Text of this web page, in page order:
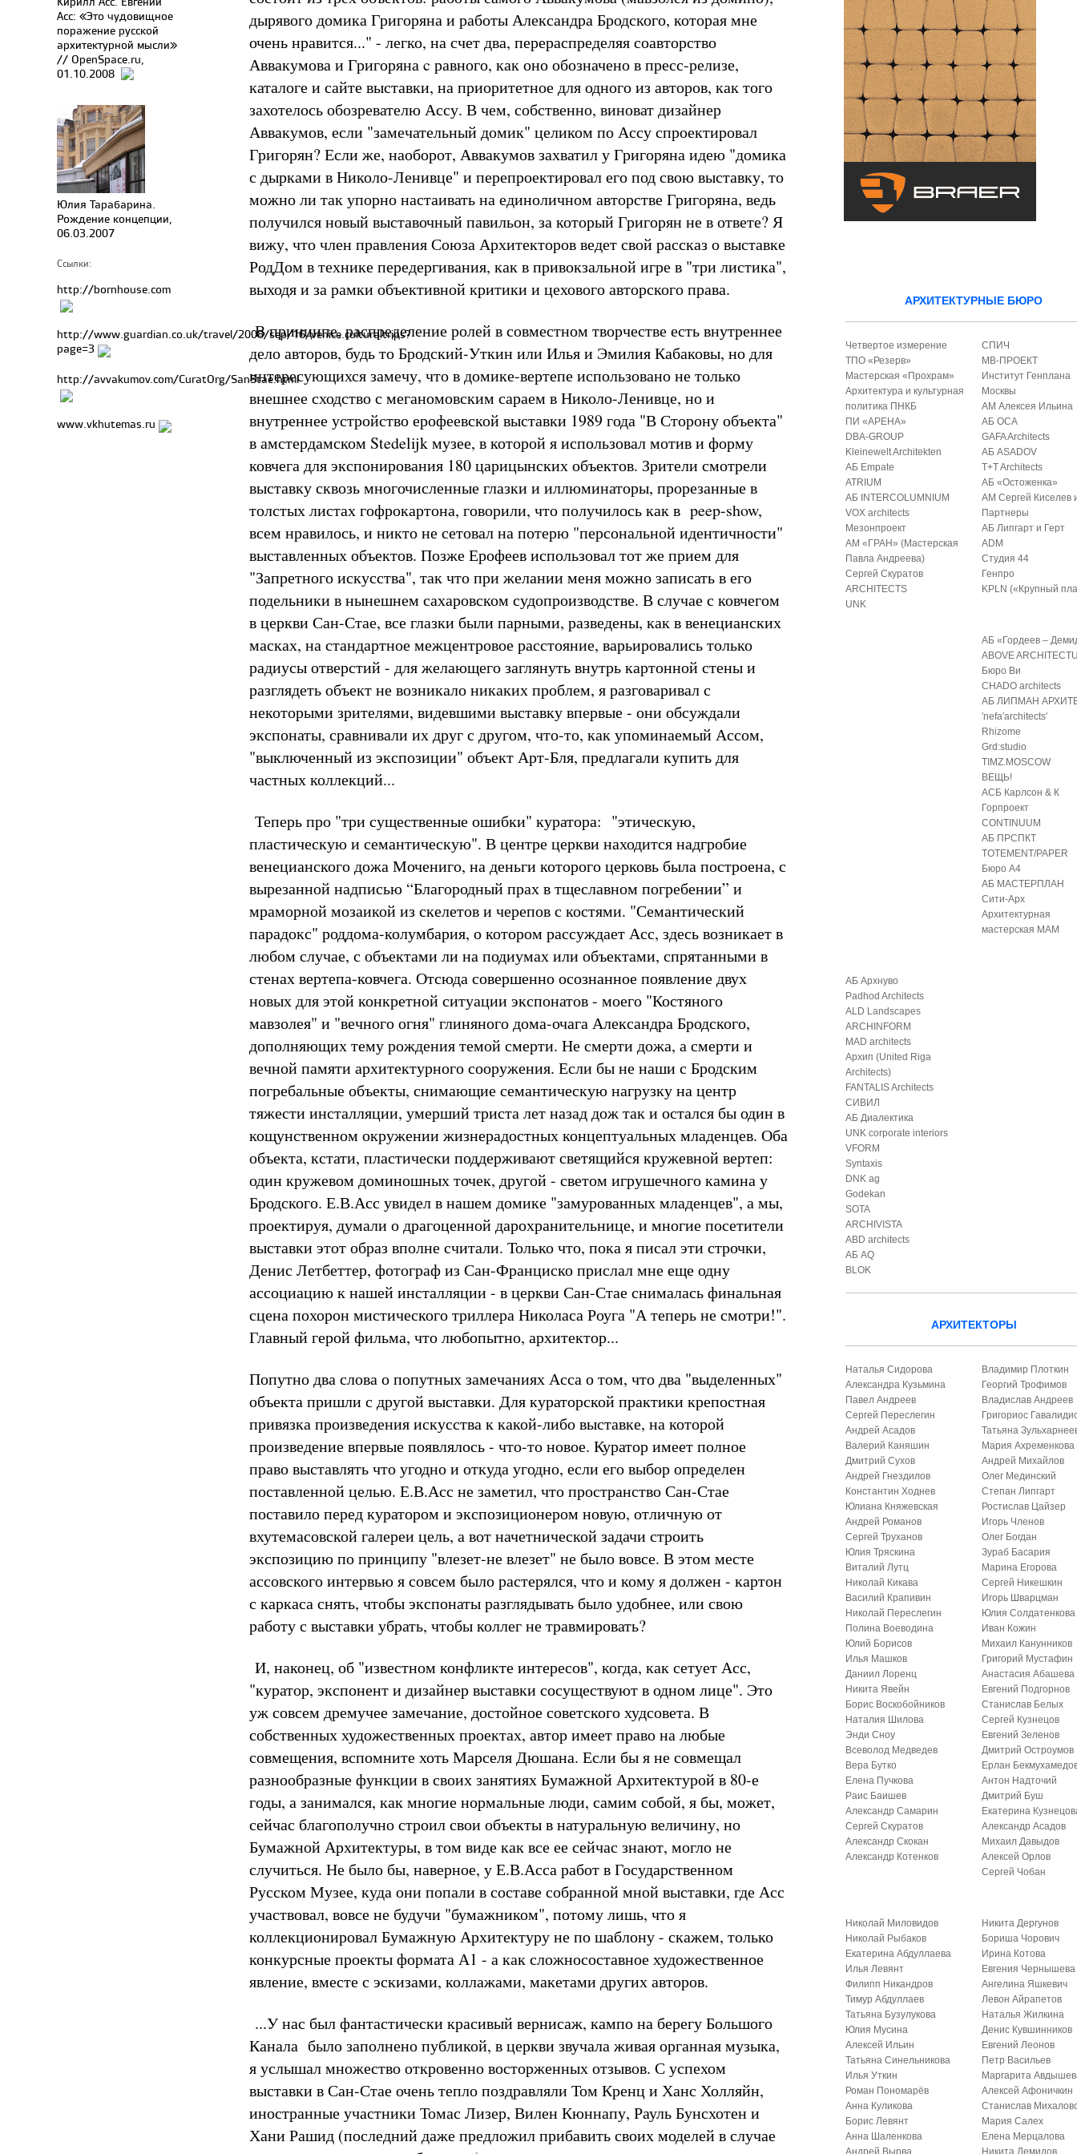
Асс: «Это чудовищное
поражение русской
архитектурной мысли»
// OpenSpace.ru,
01.10.2008
Юлия Тарабарина.
Рождение концепции,
06.03.2007
Ссылки:
http://bornhouse.com
http://www.guardian.co.uk/travel/2008/sep/16/venice.culturaltrips?
page=3
http://avvakumov.com/CuratOrg/SanStae.html
www.vkhutemas.ru
дырявого домика Григоряна и работы Александра Бродского, которая мне
очень нравится..." - легко, на счет два, перераспределяя соавторство
Аввакумова и Григоряна c равного, как оно обозначено в пресс-релизе,
каталоге и сайте выставки, на приоритетное для одного из авторов, как того
захотелось обозревателю Ассу. В чем, собственно, виноват дизайнер
Аввакумов, если "замечательный домик" целиком по Ассу спроектировал
Григорян? Если же, наоборот, Аввакумов захватил у Григоряна идею "домика
с дырками в Николо-Ленивце" и перепроектировал его под свою выставку, то
можно ли так упорно настаивать на единоличном авторстве Григоряна, ведь
получился новый выставочный павильон, за который Григорян не в ответе? Я
вижу, что член правления Союза Архитекторов ведет свой рассказ о выставке
РодДом в технике передергивания, как в привокзальной игре в "три листика",
выходя и за рамки объективной критики и цехового авторского права.
В принципе, распределение ролей в совместном творчестве есть внутреннее
дело авторов, будь то Бродский-Уткин или Илья и Эмилия Кабаковы, но для
интересующихся замечу, что в домике-вертепе использовано не только
внешнее сходство с меганомовским сараем в Николо-Ленивце, но и
внутреннее устройство ерофеевской выставки 1989 года "В Сторону объекта"
в амстердамском Stedelijk музее, в которой я использовал мотив и форму
ковчега для экспонирования 180 царицынских объектов. Зрители смотрели
выставку сквозь многочисленные глазки и иллюминаторы, прорезанные в
толстых листах гофрокартона, говорили, что получилось как в peep-show,
всем нравилось, и никто не сетовал на потерю "персональной идентичности"
выставленных объектов. Позже Ерофеев использовал тот же прием для
"Запретного искусства", так что при желании меня можно записать в его
подельники в нынешнем сахаровском судопроизводстве. В случае с ковчегом
в церкви Сан-Стае, все глазки были парными, разведены, как в венецианских
масках, на стандартное межцентровое расстояние, варьировались только
радиусы отверстий - для желающего заглянуть внутрь картонной стены и
разглядеть объект не возникало никаких проблем, я разговаривал с
некоторыми зрителями, видевшими выставку впервые - они обсуждали
экспонаты, сравнивали их друг с другом, что-то, как упоминаемый Ассом,
"выключенный из экспозиции" объект Арт-Бля, предлагали купить для
частных коллекций...
Теперь про "три существенные ошибки" куратора: "этическую,
пластическую и семантическую". В центре церкви находится надгробие
венецианского дожа Мочениго, на деньги которого церковь была построена, с
вырезанной надписью “Благородный прах в тщеславном погребении” и
мраморной мозаикой из скелетов и черепов с костями. "Семантический
парадокс" роддома-колумбария, о котором рассуждает Асс, здесь возникает в
любом случае, с объектами ли на подиумах или объектами, спрятанными в
стенах вертепа-ковчега. Отсюда совершенно осознанное появление двух
новых для этой конкретной ситуации экспонатов - моего "Костяного
мавзолея" и "вечного огня" глиняного дома-очага Александра Бродского,
дополняющих тему рождения темой смерти. Не смерти дожа, а смерти и
вечной памяти архитектурного сооружения. Если бы не наши с Бродским
погребальные объекты, снимающие семантическую нагрузку на центр
тяжести инсталляции, умерший триста лет назад дож так и остался бы один в
кощунственном окружении жизнерадостных концептуальных младенцев. Оба
объекта, кстати, пластически поддерживают светящийся кружевной вертеп:
один кружевом доминошных точек, другой - светом игрушечного камина у
Бродского. Е.В.Асс увидел в нашем домике "замурованных младенцев", а мы,
проектируя, думали о драгоценной дарохранительнице, и многие посетители
выставки этот образ вполне считали. Только что, пока я писал эти строчки,
Денис Летбеттер, фотограф из Сан-Франциско прислал мне еще одну
ассоциацию к нашей инсталляции - в церкви Сан-Стае снималась финальная
сцена похорон мистического триллера Николаса Роуга "А теперь не смотри!".
Главный герой фильма, что любопытно, архитектор...
Попутно два слова о попутных замечаниях Асса о том, что два "выделенных"
объекта пришли с другой выставки. Для кураторской практики крепостная
привязка произведения искусства к какой-либо выставке, на которой
произведение впервые появлялось - что-то новое. Куратор имеет полное
право выставлять что угодно и откуда угодно, если его выбор определен
поставленной целью. Е.В.Асс не заметил, что пространство Сан-Стае
поставило перед куратором и экспозиционером новую, отличную от
вхутемасовской галереи цель, а вот начетнической задачи строить
экспозицию по принципу "влезет-не влезет" не было вовсе. В этом месте
ассовского интервью я совсем было растерялся, что и кому я должен - картон
с каркаса снять, чтобы экспонаты разглядывать было удобнее, или свою
работу с выставки убрать, чтобы коллег не травмировать?
И, наконец, об "известном конфликте интересов", когда, как сетует Асс,
"куратор, экспонент и дизайнер выставки сосуществуют в одном лице". Это
уж совсем дремучее замечание, достойное советского худсовета. В
собственных художественных проектах, автор имеет право на любые
совмещения, вспомните хоть Марселя Дюшана. Если бы я не совмещал
разнообразные функции в своих занятиях Бумажной Архитектурой в 80-е
годы, а занимался, как многие нормальные люди, самим собой, я бы, может,
сейчас благополучно строил свои объекты в натуральную величину, но
Бумажной Архитектуры, в том виде как все ее сейчас знают, могло не
случиться. Не было бы, наверное, у Е.В.Асса работ в Государственном
Русском Музее, куда они попали в составе собранной мной выставки, где Асс
участвовал, вовсе не будучи "бумажником", потому лишь, что я
коллекционировал Бумажную Архитектуру не по шаблону - скажем, только
конкурсные проекты формата А1 - а как сложносоставное художественное
явление, вместе с эскизами, коллажами, макетами других авторов.
...У нас был фантастически красивый вернисаж, кампо на берегу Большого
Канала было заполнено публикой, в церкви звучала живая органная музыка,
я услышал множество откровенно восторженных отзывов. С успехом
выставки в Сан-Стае очень тепло поздравляли Том Кренц и Ханс Холляйн,
иностранные участники Томас Лизер, Вилен Кюннапу, Рауль Бунсхотен и
Хани Рашид (последний даже предложил прибавить своих моделей в случае
АРХИТЕКТУРНЫЕ БЮРО
Четвертое измерение
ТПО «Резерв»
Мастерская «Прохрам»
Архитектура и культурная
политика ПНКБ
ПИ «АРЕНА»
DBA-GROUP
Kleinewelt Architekten
АБ Empate
ATRIUM
АБ INTERCOLUMNIUM
VOX architects
Мезонпроект
АМ «ГРАН» (Мастерская
Павла Андреева)
Сергей Скуратов
ARCHITECTS
UNK
СПИЧ
МВ-ПРОЕКТ
Институт Генплана
Москвы
АМ Алексея Ильина
АБ ОСА
GAFA Architects
АБ ASADOV
T+T Architects
АБ «Остоженка»
АМ Сергей Киселев
Партнеры
АБ Липгарт и Герт
ADM
Студия 44
Генпро
KPLN («Крупный
АБ «Гордеев –
ABOVE
Бюро Ви
CHADO architects
АБ ЛИПМАН
′nefa′architects′
Rhizome
Grd:studio
TIMZ.MOSCOW
ВЕЩЬ!
АСБ Карлсон & К
Горпроект
CONTINUUM
АБ ПРСПКТ
TOTEMENT/PAPER
Бюро А4
АБ МАСТЕРПЛАН
Сити-Арх
Архитектурная
мастерская МАМ
АБ Архнуво
Padhod Architects
ALD Landscapes
ARCHINFORM
MAD architects
Архип (United Riga
Architects)
FANTALIS Architects
СИВИЛ
АБ Диалектика
UNK corporate interiors
VFORM
Syntaxis
DNK ag
Godekan
SOTA
ARCHIVISTA
ABD architects
АБ AQ
BLOK
АРХИТЕКТОРЫ
Наталья Сидорова
Александра Кузьмина
Павел Андреев
Сергей Переслегин
Андрей Асадов
Валерий Каняшин
Дмитрий Сухов
Андрей Гнездилов
Константин Ходнев
Юлиана Княжевская
Андрей Романов
Сергей Труханов
Юлия Тряскина
Виталий Лутц
Николай Кикава
Василий Крапивин
Николай Переслегин
Полина Воеводина
Юлий Борисов
Илья Машков
Даниил Лоренц
Никита Явейн
Борис Воскобойников
Наталия Шилова
Энди Сноу
Всеволод Медведев
Вера Бутко
Елена Пучкова
Раис Баишев
Александр Самарин
Сергей Скуратов
Александр Скокан
Александр Котенков
Владимир Плоткин
Георгий Трофимов
Владислав Андреев
Григориос
Татьяна
Мария Ахременкова
Андрей Михайлов
Олег Мединский
Степан Липгарт
Ростислав Цайзер
Игорь Членов
Олег Богдан
Зураб Басария
Марина Егорова
Сергей Никешкин
Игорь Шварцман
Юлия Солдатенкова
Иван Кожин
Михаил Канунников
Григорий Мустафин
Анастасия Абашева
Евгений Подгорнов
Станислав Белых
Сергей Кузнецов
Евгений Зеленов
Дмитрий Остроумов
Ерлан
Антон Надточий
Дмитрий Буш
Екатерина
Александр Асадов
Михаил Давыдов
Алексей Орлов
Сергей Чобан
Николай Миловидов
Николай Рыбаков
Екатерина Абдуллаева
Илья Левянт
Филипп Никандров
Тимур Абдуллаев
Татьяна Бузулукова
Юлия Мусина
Алексей Ильин
Татьяна Синельникова
Илья Уткин
Роман Пономарёв
Анна Куликова
Борис Левянт
Анна Шаленкова
Андрей Вырва
Никита Дергунов
Бориша Чорович
Ирина Котова
Евгения Чернышева
Ангелина Яшкевич
Левон Айрапетов
Наталья Жилкина
Денис Кувшинников
Евгений Леонов
Петр Васильев
Маргарита
Алексей Афоничкин
Станислав
Мария Салех
Елена Мерцалова
Никита Демидов